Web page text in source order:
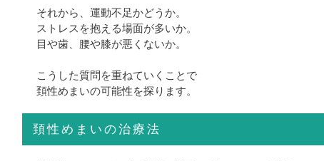
それから、運動不足かどうか。
ストレスを抱える場面が多いか。
目や歯、腰や膝が悪くないか。
こうした質問を重ねていくことで
頚性めまいの可能性を探ります。
頚性めまいの治療法